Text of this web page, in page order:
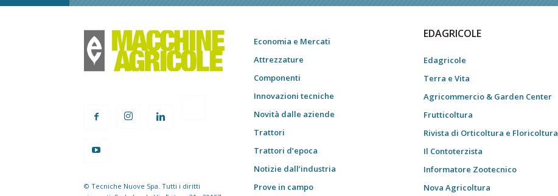
© Tecniche Nuove Spa. Tutti i diritti
Economia e Mercati
Attrezzature
Componenti
Innovazioni tecniche
Novità dalle aziende
Trattori
Trattori d’epoca
Notizie dall’industria
Prove in campo
EDAGRICOLE
Edagricole
Terra e Vita
Agricommercio & Garden Center
Frutticoltura
Rivista di Orticoltura e Floricoltura
Il Contoterzista
Informatore Zootecnico
Nova Agricoltura